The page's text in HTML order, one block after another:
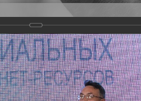
Задать вопрос